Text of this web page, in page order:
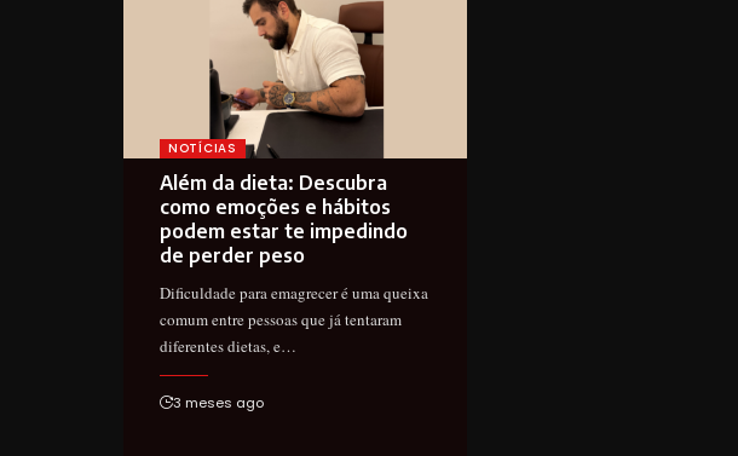
NOTÍCIAS
Além da dieta: Descubra
como emoções e hábitos
podem estar te impedindo
de perder peso
Dificuldade para emagrecer é uma queixa
comum entre pessoas que já tentaram
diferentes dietas, e…
3 meses ago